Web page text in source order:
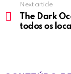
Next article
The Dark
todos os